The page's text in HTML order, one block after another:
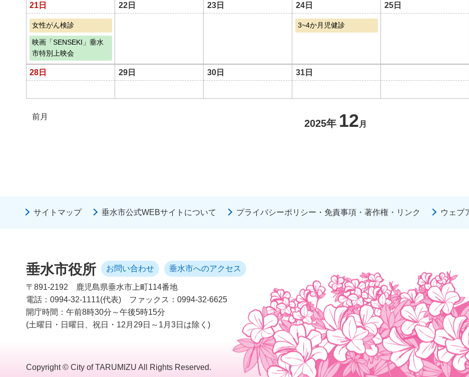
21日 22日 23日 24日 25日
女性がん検診 3~4か月児健診
映画「SENSEKI」垂水
市特別上映会
28日 29日 30日 31日
前月
2025年 12 月
サイトマップ 垂水市公式WEBサイトについて プライバシーポリシー・免責事項・著作権・リンク ウェブ
垂水市役所 お問い合わせ 垂水市へのアクセス
〒891-2192
鹿児島県垂水市上町114番地
電話：0994-32-1111(代表)
ファックス：0994-32-6625
開庁時間：午前8時30分～午後5時15分
(土曜日・日曜日、祝日・12月29日～1月3日は除く)
Copyright © City of TARUMIZU All Rights Reserved.